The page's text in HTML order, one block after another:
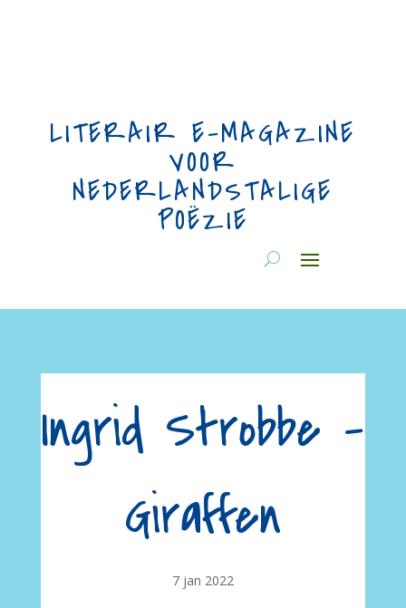
LITERAIR E-MAGAZINE
VOOR
NEDERLANDSTALIGE
POËZIE
Ingrid Strobbe –
Giraffen
7 jan 2022